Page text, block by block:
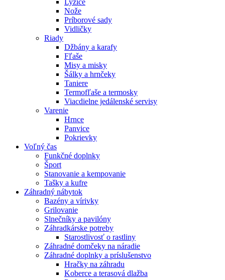
Nože
Príborové sady
Vidličky
Riady
Džbány a karafy
Fľaše
Misy a misky
Šálky a hrnčeky
Taniere
Termofľaše a termosky
Viacdielne jedálenské servisy
Varenie
Hrnce
Panvice
Pokrievky
Voľný čas
Funkčné doplnky
Šport
Stanovanie a kempovanie
Tašky a kufre
Záhradný nábytok
Bazény a vírivky
Grilovanie
Slnečníky a pavilóny
Záhradkárske potreby
Starostlivosť o rastliny
Záhradné domčeky na náradie
Záhradné doplnky a príslušenstvo
Hračky na záhradu
Koberce a terasová dlažba